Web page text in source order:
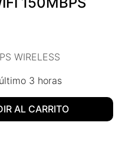
WIRELESS
3 horas
AL CARRITO